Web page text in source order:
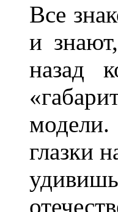
Все
и
назад
глазки